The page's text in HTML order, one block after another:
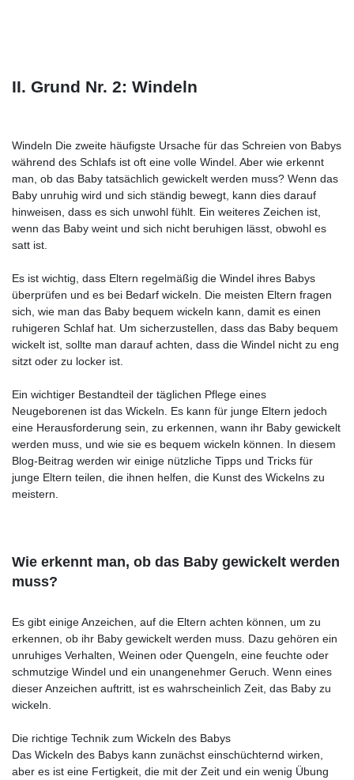
II. Grund Nr. 2: Windeln
Windeln Die zweite häufigste Ursache für das Schreien von Babys
während des Schlafs ist oft eine volle Windel. Aber wie erkennt
man, ob das Baby tatsächlich gewickelt werden muss? Wenn das
Baby unruhig wird und sich ständig bewegt, kann dies darauf
hinweisen, dass es sich unwohl fühlt. Ein weiteres Zeichen ist,
wenn das Baby weint und sich nicht beruhigen lässt, obwohl es
satt ist.
Es ist wichtig, dass Eltern regelmäßig die Windel ihres Babys
überprüfen und es bei Bedarf wickeln. Die meisten Eltern fragen
sich, wie man das Baby bequem wickeln kann, damit es einen
ruhigeren Schlaf hat. Um sicherzustellen, dass das Baby bequem
wickelt ist, sollte man darauf achten, dass die Windel nicht zu eng
sitzt oder zu locker ist.
Ein wichtiger Bestandteil der täglichen Pflege eines
Neugeborenen ist das Wickeln. Es kann für junge Eltern jedoch
eine Herausforderung sein, zu erkennen, wann ihr Baby gewickelt
werden muss, und wie sie es bequem wickeln können. In diesem
Blog-Beitrag werden wir einige nützliche Tipps und Tricks für
junge Eltern teilen, die ihnen helfen, die Kunst des Wickelns zu
meistern.
Wie erkennt man, ob das Baby gewickelt werden
muss?
Es gibt einige Anzeichen, auf die Eltern achten können, um zu
erkennen, ob ihr Baby gewickelt werden muss. Dazu gehören ein
unruhiges Verhalten, Weinen oder Quengeln, eine feuchte oder
schmutzige Windel und ein unangenehmer Geruch. Wenn eines
dieser Anzeichen auftritt, ist es wahrscheinlich Zeit, das Baby zu
wickeln.
Die richtige Technik zum Wickeln des Babys
Das Wickeln des Babys kann zunächst einschüchternd wirken,
aber es ist eine Fertigkeit, die mit der Zeit und ein wenig Übung